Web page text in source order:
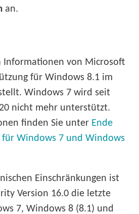
an.
Informationen von Microsoft
für Windows 8.1 im
Windows 7 wird seit
nicht mehr unterstützt.
finden Sie unter Ende
Windows 7 und Windows
Einschränkungen ist
Version 16.0 die letzte
7, Windows 8 (8.1) und